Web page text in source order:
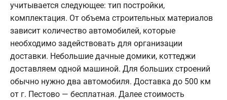
учитывается следующее: тип постройки,
комплектация. От объема строительных материалов
зависит количество автомобилей, которые
необходимо задействовать для организации
доставки. Небольшие дачные домики, коттеджи
доставляем одной машиной. Для больших строений
обычно нужно два автомобиля. Доставка до 500 км
от г. Пестово — бесплатная. Далее стоимость